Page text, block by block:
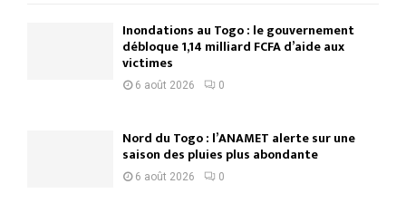
Inondations au Togo : le gouvernement
débloque 1,14 milliard FCFA d’aide aux
victimes
6 août 2026 0
Nord du Togo : l’ANAMET alerte sur une
saison des pluies plus abondante
6 août 2026 0